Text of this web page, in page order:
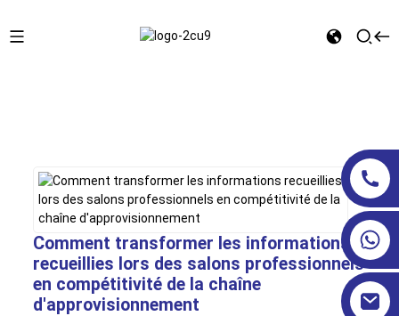
Comment transformer les informations
recueillies lors des salons professionnels
en compétitivité de la chaîne
d'approvisionnement